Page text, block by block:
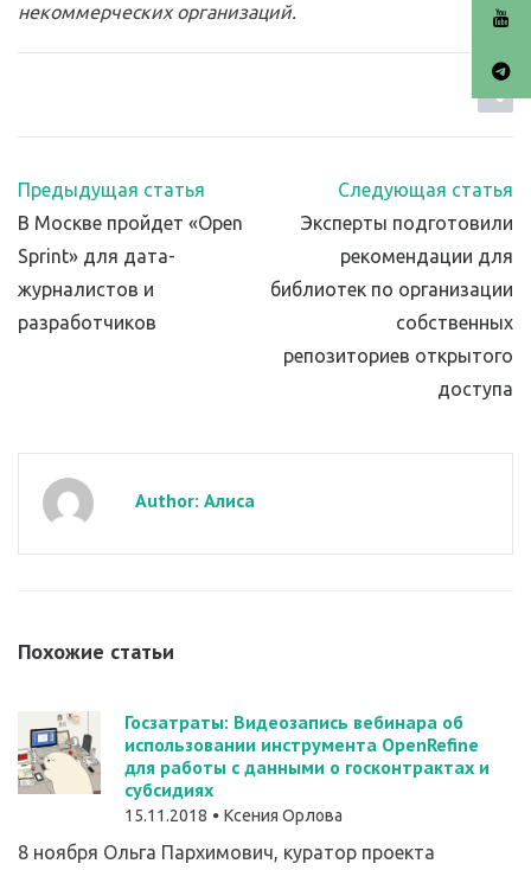
некоммерческих организаций.
Предыдущая статья
В Москве пройдет «Open
Sprint» для дата-
журналистов и
разработчиков
Следующая статья
Эксперты подготовили
рекомендации для
библиотек по организации
собственных
репозиториев открытого
доступа
Author: Алиса
Похожие статьи
Госзатраты: Видеозапись вебинара об
использовании инструмента OpenRefine
для работы с данными о госконтрактах и
субсидиях
15.11.2018 Ксения Орлова
8 ноября Ольга Пархимович, куратор проекта